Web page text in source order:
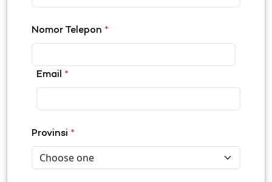
Nomor Telepon *
Email *
Provinsi *